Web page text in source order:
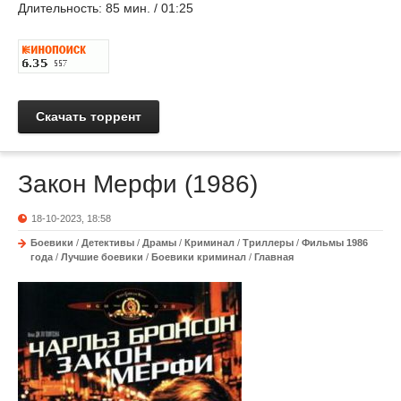
Длительность: 85 мин. / 01:25
Скачать торрент
Закон Мерфи (1986)
18-10-2023, 18:58
Боевики / Детективы / Драмы / Криминал / Триллеры / Фильмы 1986
года / Лучшие боевики / Боевики криминал / Главная